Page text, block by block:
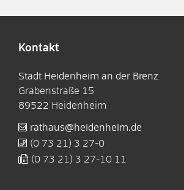
Kontakt
Stadt Heidenheim an der Brenz
Grabenstraße 15
89522 Heidenheim
rathaus@heidenheim.de
(0 73 21) 3 27-0
(0 73 21) 3 27-10 11